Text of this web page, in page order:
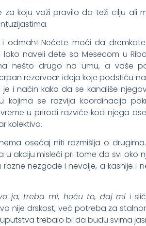
koju važi pravilo da teži cilju ali
odmah! Nećete moći da
naveli dete sa Mesecom u
nešto drugo na umu, a vaše
rezervoar ideja koje podstiču
i način kako da se kanališe
se razvija koordinacija
u prirodi razviće kod njega
kolektiva.
osećaj niti razmišlja o
akciju misleći pri tome da svi oko
nezgode i nevolje, a kasnije i
ja, treba mi, hoću to, daj mii
nije drskost, već potreba za
trebalo bi da budu svima